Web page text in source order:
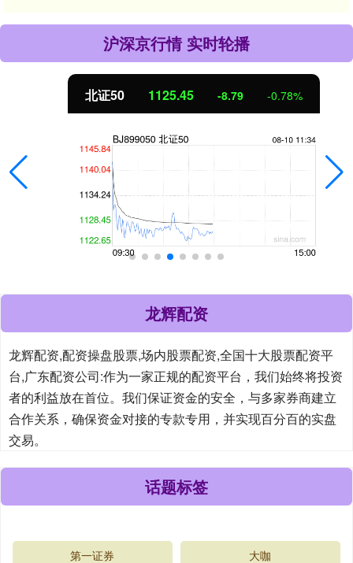
沪深京行情 实时轮播
北证50 1125.45 -8.79 -0.78%
龙辉配资
龙辉配资,配资操盘股票,场内股票配资,全国十大股票配资平
台,广东配资公司:作为一家正规的配资平台，我们始终将投资
者的利益放在首位。我们保证资金的安全，与多家券商建立
合作关系，确保资金对接的专款专用，并实现百分百的实盘
交易。
话题标签
第一证券 大咖